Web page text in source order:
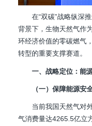
在“双碳”战略纵深
背景下，生物天然气作
环经济价值的零碳燃气
转型的重要支撑赛道。
一、战略定位：能
（一）保障能源安
当前我国天然气对
气消费量达4265.5亿立